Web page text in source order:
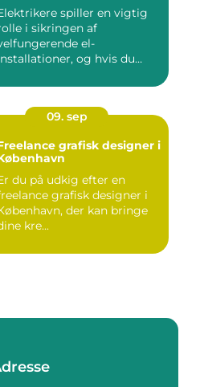
spiller en vigtig
i sikringen af
el-
og hvis du
09. sep
grafisk designer i
du på udkig efter en
grafisk designer i
der kan bringe
kre...